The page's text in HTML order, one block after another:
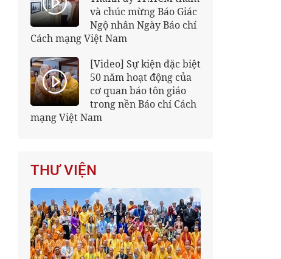
và chúc mừng Báo Giác
Ngộ nhân Ngày Báo chí
Cách mạng Việt Nam
[Video] Sự kiện đặc biệt
50 năm hoạt động của
cơ quan báo tôn giáo
trong nền Báo chí Cách
mạng Việt Nam
THƯ VIỆN